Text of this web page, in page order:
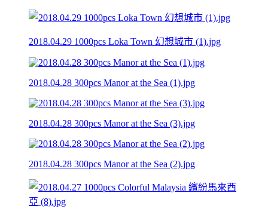
2018.04.29 1000pcs Loka Town 幻想城市 (1).jpg
2018.04.28 300pcs Manor at the Sea (1).jpg
2018.04.28 300pcs Manor at the Sea (3).jpg
2018.04.28 300pcs Manor at the Sea (2).jpg